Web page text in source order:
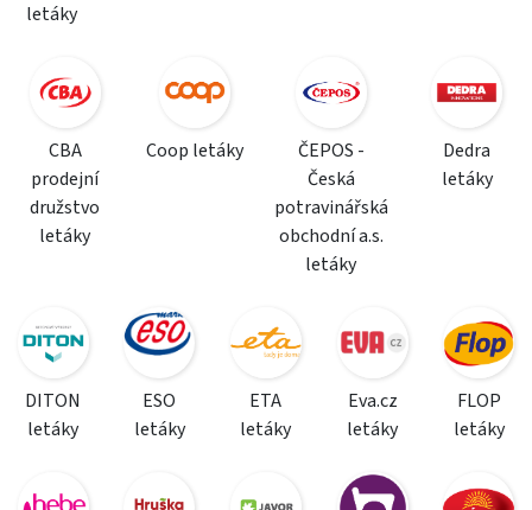
letáky
CBA
prodejní
družstvo
letáky
Coop letáky
ČEPOS -
Česká
potravinářská
obchodní a.s.
letáky
Dedra
letáky
DITON
letáky
ESO
letáky
ETA
letáky
Eva.cz
letáky
FLOP
letáky